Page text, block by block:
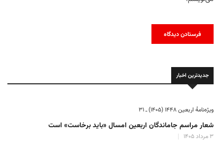
جدیدترین اخبار
ویژه‌نامهٔ اربعین ۱۴۴۸ (۱۴۰۵) ـ ۳۱
شعار مراسم جاماندگان اربعین امسال «باید برخاست» است
۳ مرداد ۱۴۰۵